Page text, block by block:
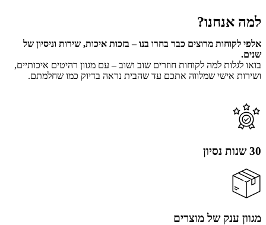
למה אנחנו?
אלפי לקוחות מרוצים כבר בחרו בנו – בזכות איכות, שירות וניסיון של
שנים.
בואו לגלות למה לקוחות חוזרים שוב ושוב – עם מגוון רהיטים איכותיים,
ושירות אישי שמלווה אתכם עד שהבית נראה בדיוק כמו שחלמתם.
30 שנות נסיון
מגוון ענק של מוצרים